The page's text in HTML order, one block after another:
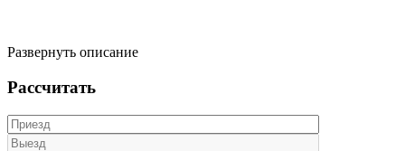
Развернуть описание
Рассчитать